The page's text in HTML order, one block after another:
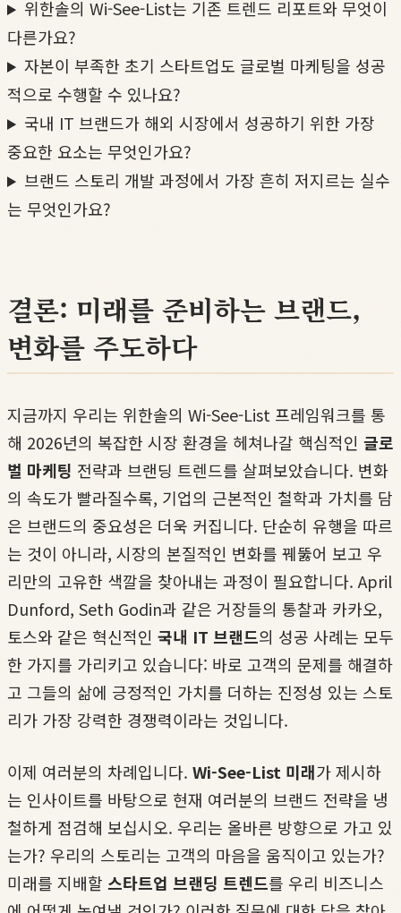
위한솔의 Wi-See-List는 기존 트렌드 리포트와 무엇이
다른가요?
자본이 부족한 초기 스타트업도 글로벌 마케팅을 성공
적으로 수행할 수 있나요?
국내 IT 브랜드가 해외 시장에서 성공하기 위한 가장
중요한 요소는 무엇인가요?
브랜드 스토리 개발 과정에서 가장 흔히 저지르는 실수
는 무엇인가요?
결론: 미래를 준비하는 브랜드,
변화를 주도하다
지금까지 우리는 위한솔의 Wi-See-List 프레임워크를 통
해 2026년의 복잡한 시장 환경을 헤쳐나갈 핵심적인 글로
벌 마케팅 전략과 브랜딩 트렌드를 살펴보았습니다. 변화
의 속도가 빨라질수록, 기업의 근본적인 철학과 가치를 담
은 브랜드의 중요성은 더욱 커집니다. 단순히 유행을 따르
는 것이 아니라, 시장의 본질적인 변화를 꿰뚫어 보고 우
리만의 고유한 색깔을 찾아내는 과정이 필요합니다. April
Dunford, Seth Godin과 같은 거장들의 통찰과 카카오,
토스와 같은 혁신적인 국내 IT 브랜드의 성공 사례는 모두
한 가지를 가리키고 있습니다: 바로 고객의 문제를 해결하
고 그들의 삶에 긍정적인 가치를 더하는 진정성 있는 스토
리가 가장 강력한 경쟁력이라는 것입니다.
이제 여러분의 차례입니다. Wi-See-List 미래가 제시하
는 인사이트를 바탕으로 현재 여러분의 브랜드 전략을 냉
철하게 점검해 보십시오. 우리는 올바른 방향으로 가고 있
는가? 우리의 스토리는 고객의 마음을 움직이고 있는가?
미래를 지배할 스타트업 브랜딩 트렌드를 우리 비즈니스